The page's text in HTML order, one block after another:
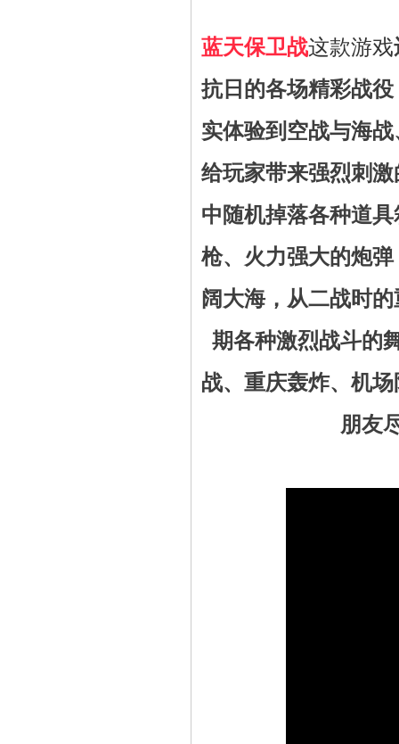
蓝天保卫战这款游戏
抗日的各场精彩战
实体验到空战与海
给玩家带来强烈刺
中随机掉落各种道
枪、火力强大的炮
阔大海，从二战时
期各种激烈战斗的
战、重庆轰炸、机
朋友